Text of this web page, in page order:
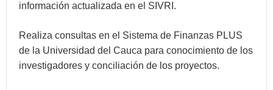
información actualizada en el SIVRI.
Realiza consultas en el Sistema de Finanzas PLUS
de la Universidad del Cauca para conocimiento de los
investigadores y conciliación de los proyectos.